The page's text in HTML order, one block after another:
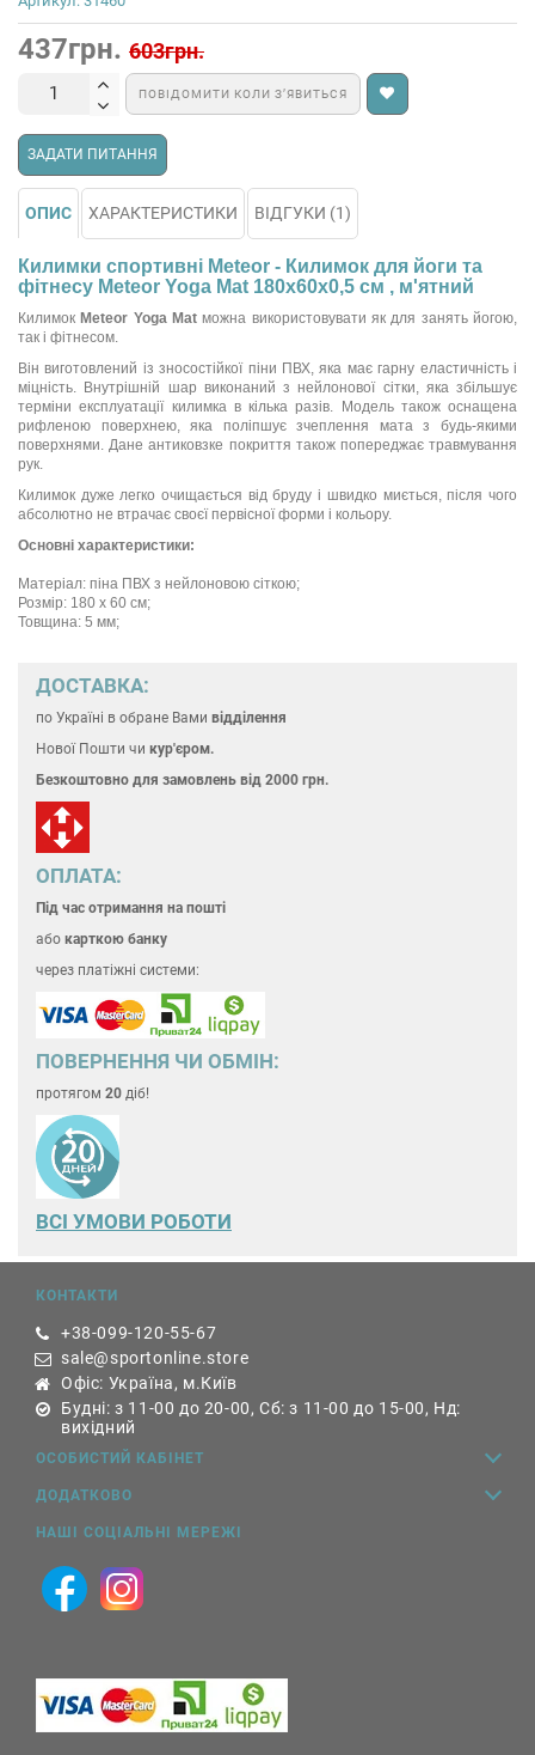
437грн. 603грн.
ПОВІДОМИТИ КОЛИ З’ЯВИТЬСЯ
ЗАДАТИ ПИТАННЯ
ОПИС ХАРАКТЕРИСТИКИ ВІДГУКИ (1)
Килимки спортивні Meteor - Килимок для йоги та
фітнесу Meteor Yoga Mat 180x60x0,5 см , м'ятний
КилимокMeteor Yoga Mat можна використовувати як для занять йогою,
так і фітнесом.
Він виготовлений із зносостійкої піни ПВХ, яка має гарну еластичність і
міцність. Внутрішній шар виконаний з нейлонової сітки, яка збільшує
терміни експлуатації килимка в кілька разів. Модель також оснащена
рифленою поверхнею, яка поліпшує зчеплення мата з будь-якими
поверхнями. Дане антиковзке покриття також попереджає травмування
рук.
Килимок дуже легко очищається від бруду і швидко миється, після чого
абсолютно не втрачає своєї первісної форми і кольору.
Основні характеристики:
Матеріал: піна ПВХ з нейлоновою сіткою;
Розмір: 180 х 60 см;
Товщина: 5 мм;
ДОСТАВКА:
по Україні в обране Вами відділення
Нової Пошти чи кур'єром.
Безкоштовно для замовлень від 2000 грн.
ОПЛАТА:
Під час отримання на пошті
або карткою банку
через платіжні системи:
ПОВЕРНЕННЯ ЧИ ОБМІН:
протягом 20 діб!
ВСІ УМОВИ РОБОТИ
КОНТАКТИ
+38-099-120-55-67
sale@sportonline.store
Офіс: Україна, м.Київ
Будні: з 11-00 до 20-00, Сб: з 11-00 до 15-00, Нд:
вихідний
ОСОБИСТИЙ КАБІНЕТ
ДОДАТКОВО
НАШІ СОЦІАЛЬНІ МЕРЕЖІ